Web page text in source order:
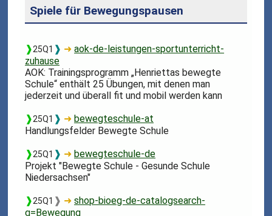
Spiele für Bewegungspausen
❱25Q1 ❱ ➜aok-de-leistungen-sportunterricht-
zuhause
AOK: Trainingsprogramm „Henriettas bewegte
Schule“ enthält 25 Übungen, mit denen man
jederzeit und überall fit und mobil werden kann
❱25Q1 ❱ ➜ bewegteschule-at
Handlungsfelder Bewegte Schule
❱25Q1 ❱ ➜ bewegteschule-de
Projekt "Bewegte Schule - Gesunde Schule
Niedersachsen"
❱25Q1 ❱ ➜shop-bioeg-de-catalogsearch-
q=Bewegung